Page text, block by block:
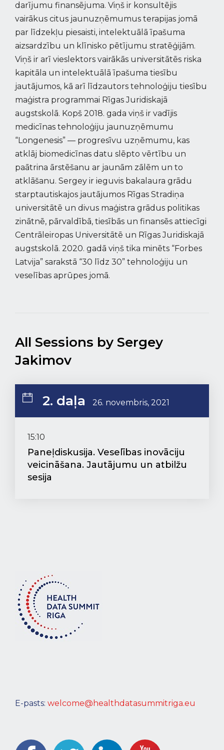
darījumu finansējuma. Viņš ir konsultējis
vairākus citus jaunuzņēmumus terapijas jomā
par līdzekļu piesaisti, intelektuālā īpašuma
aizsardzību un klīnisko pētījumu stratēģijām.
Viņš ir arī vieslektors vairākās universitātēs riska
kapitāla un intelektuālā īpašuma tiesību
jautājumos, kā arī līdzautors tehnoloģiju tiesību
maģistra programmai Rīgas Juridiskajā
augstskolā. Kopš 2018. gada viņš ir vadījis
medicīnas tehnoloģiju jaunuzņēmumu
“Longenesis” — progresīvu uzņēmumu, kas
atklāj biomedicīnas datu slēpto vērtību un
paātrina ārstēšanu ar jaunām zālēm un to
atklāšanu. Sergey ir ieguvis bakalaura grādu
starptautiskajos jautājumos Rīgas Stradiņa
universitātē un divus maģistra grādus politikas
zinātnē, pārvaldībā, tiesībās un finansēs attiecīgi
Centrāleiropas Universitātē un Rīgas Juridiskajā
augstskolā. 2020. gadā viņš tika minēts “Forbes
Latvija” sarakstā “30 līdz 30” tehnoloģiju un
veselības aprūpes jomā.
All Sessions by Sergey
Jakimov
2. daļa 26. novembris, 2021
15:10
Paneļdiskusija. Veselības inovāciju
veicināšana. Jautājumu un atbilžu
sesija
E-pasts: welcome@healthdatasummitriga.eu